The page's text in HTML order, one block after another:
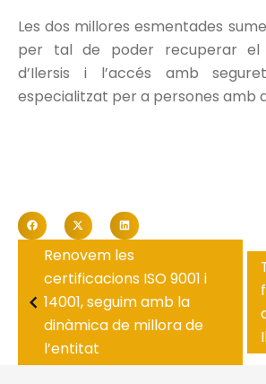
Les dos millores esmentades
per tal de poder recuperar el
d’Ilersis i l’accés amb
especialitzat per a persones amb
Renovem les
certificacions ISO 9001 i
14001, seguim amb la
dinàmica de millora de
l’entitat